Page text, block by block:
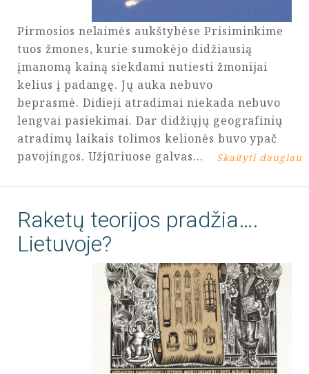
Pirmosios nelaimės aukštybėse Prisiminkime
tuos žmones, kurie sumokėjo didžiausią
įmanomą kainą siekdami nutiesti žmonijai
kelius į padangę. Jų auka nebuvo
beprasmė. Didieji atradimai niekada nebuvo
lengvai pasiekimai. Dar didžiųjų geografinių
atradimų laikais tolimos kelionės buvo ypač
pavojingos. Užjūriuose galvas…
Skaityti daugiau
Raketų teorijos pradžia….
Lietuvoje?